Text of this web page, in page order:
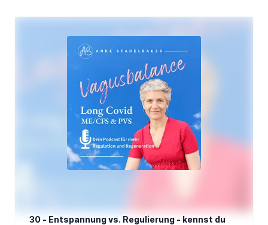
30 - Entspannung vs. Regulierung - kennst du